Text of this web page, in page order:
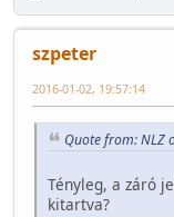
szpeter
2016-01-02, 19:57:14
Quote from: NLZ
Tényleg, a záró
kitartva?